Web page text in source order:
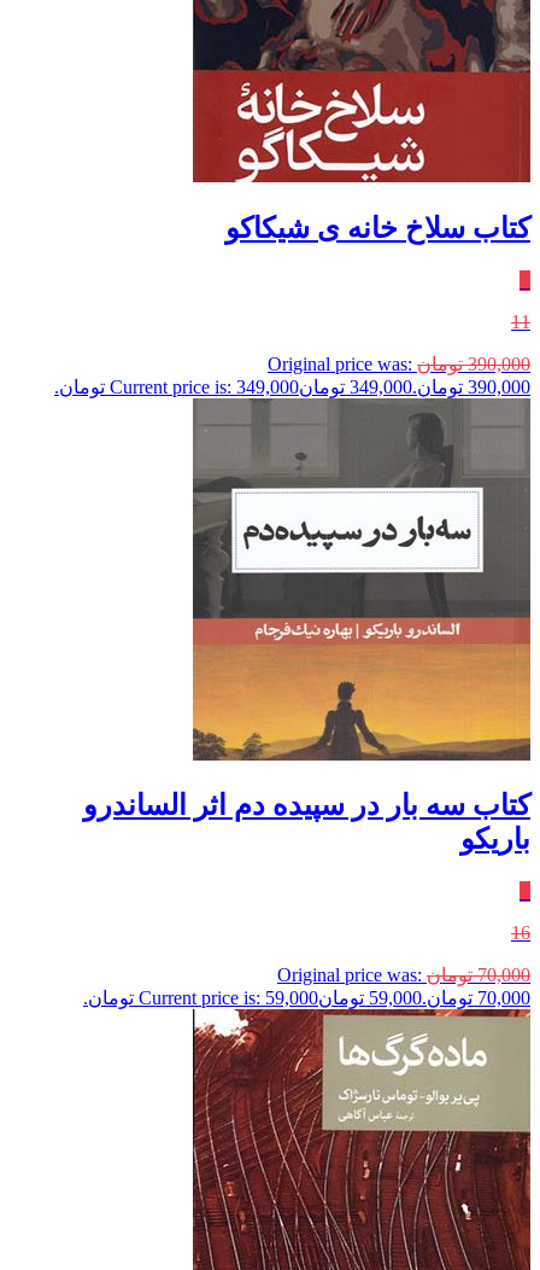
کتاب سلاخ خانه‌ ی شیکاکو
11
390,000 تومان Original price was:
390,000 تومان.
349,000 تومانCurrent price is: 349,000 تومان.
کتاب سه بار در سپیده دم اثر الساندرو
باریکو
16
70,000 تومان Original price was:
70,000 تومان.
59,000 تومانCurrent price is: 59,000 تومان.